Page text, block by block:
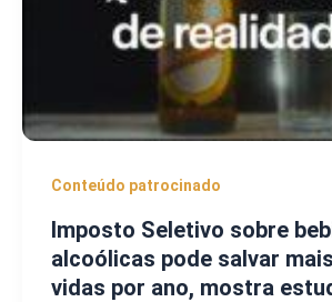
Conteúdo patrocinado
Imposto Seletivo sobre
alcoólicas pode salvar
vidas por ano, mostra